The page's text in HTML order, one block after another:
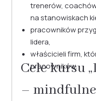
trenerów,
na stanowiskach
pracowników
lidera,
właścicieli firm,
pracowników.
Cele kursu
–